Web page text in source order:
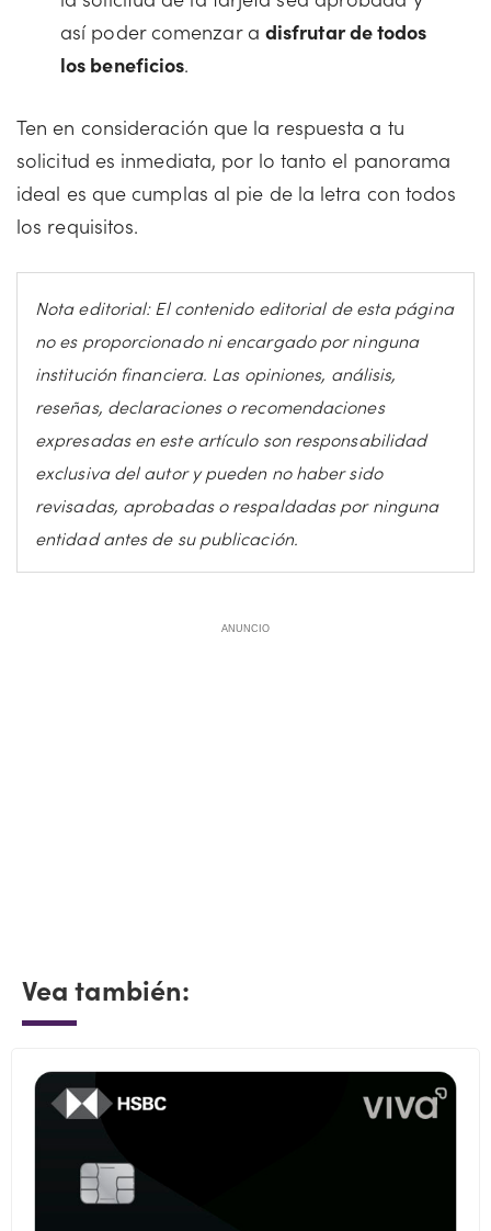
así poder comenzar a disfrutar de todos
los beneficios.
Ten en consideración que la respuesta a tu
solicitud es inmediata, por lo tanto el panorama
ideal es que cumplas al pie de la letra con todos
los requisitos.
Nota editorial: El contenido editorial de esta página
no es proporcionado ni encargado por ninguna
institución financiera. Las opiniones, análisis,
reseñas, declaraciones o recomendaciones
expresadas en este artículo son responsabilidad
exclusiva del autor y pueden no haber sido
revisadas, aprobadas o respaldadas por ninguna
entidad antes de su publicación.
ANUNCIO
Vea también: